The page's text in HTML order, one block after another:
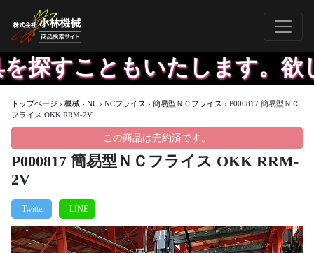
ともいたします。欲し
トップページ › 機械 › NC › NCフライス › 簡易型ＮＣフライス › P000817 簡易型ＮＣ
フライス OKK RRM-2V
この商品は売約済です。
P000817 簡易型ＮＣフライス OKK RRM-
2V